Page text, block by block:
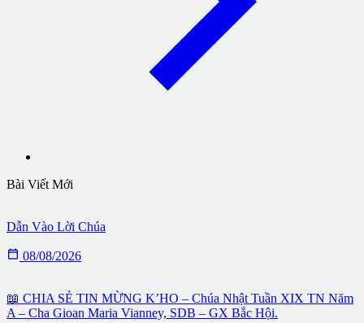
Bài Viết Mới
Dẫn Vào Lời Chúa
 08/08/2026
📖 CHIA SẺ TIN MỪNG K’HO – Chúa Nhật Tuần XIX TN Năm
A – Cha Gioan Maria Vianney, SDB – GX Bắc Hội.